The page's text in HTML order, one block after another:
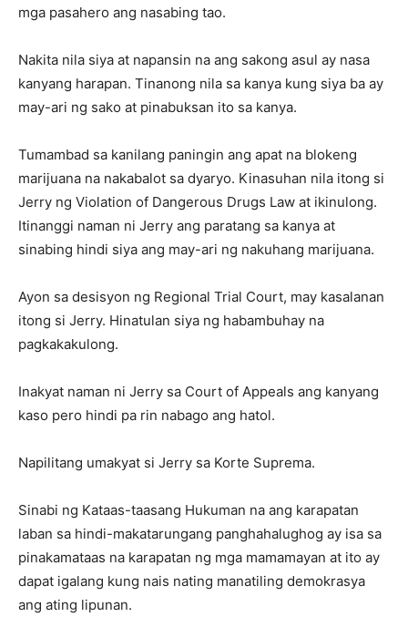
mga pasahero ang nasabing tao.
Nakita nila siya at napansin na ang sakong asul ay nasa
kanyang harapan. Tinanong nila sa kanya kung siya ba ay
may-ari ng sako at pinabuksan ito sa kanya.
Tumambad sa kanilang paningin ang apat na blokeng
marijuana na nakabalot sa dyaryo. Kinasuhan nila itong si
Jerry ng Violation of Dangerous Drugs Law at ikinulong.
Itinanggi naman ni Jerry ang paratang sa kanya at
sinabing hindi siya ang may-ari ng nakuhang marijuana.
Ayon sa desisyon ng Regional Trial Court, may kasalanan
itong si Jerry. Hinatulan siya ng habambuhay na
pagkakakulong.
Inakyat naman ni Jerry sa Court of Appeals ang kanyang
kaso pero hindi pa rin nabago ang hatol.
Napilitang umakyat si Jerry sa Korte Suprema.
Sinabi ng Kataas-taasang Hukuman na ang karapatan
laban sa hindi-makatarungang panghahalughog ay isa sa
pinakamataas na karapatan ng mga mamamayan at ito ay
dapat igalang kung nais nating manatiling demokrasya
ang ating lipunan.